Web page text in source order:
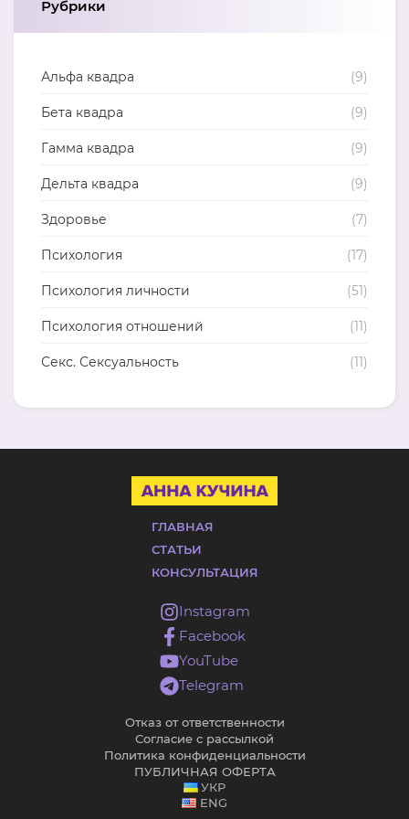
Рубрики
Альфа квадра (9)
Бета квадра (9)
Гамма квадра (9)
Дельта квадра (9)
Здоровье (7)
Психология (17)
Психология личности (51)
Психология отношений (11)
Секс. Сексуальность (11)
ГЛАВНАЯ
СТАТЬИ
КОНСУЛЬТАЦИЯ
Instagram
Facebook
YouTube
Telegram
Отказ от ответственности
Согласие с рассылкой
Политика конфиденциальности
ПУБЛИЧНАЯ ОФЕРТА
УКР
ENG